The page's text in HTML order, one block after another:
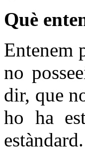
Què
Entenem
no
dir, que
ho ha
estàndard.